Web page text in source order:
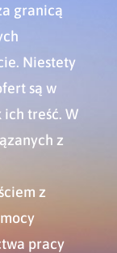
granicą
Niestety
są w
treść. W
z
z
pracy